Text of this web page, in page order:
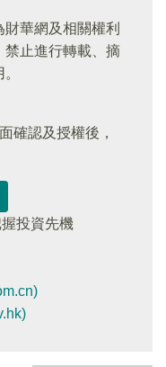
華網及相關權利
禁止進行轉載、摘
確認及授權後，
投資先機